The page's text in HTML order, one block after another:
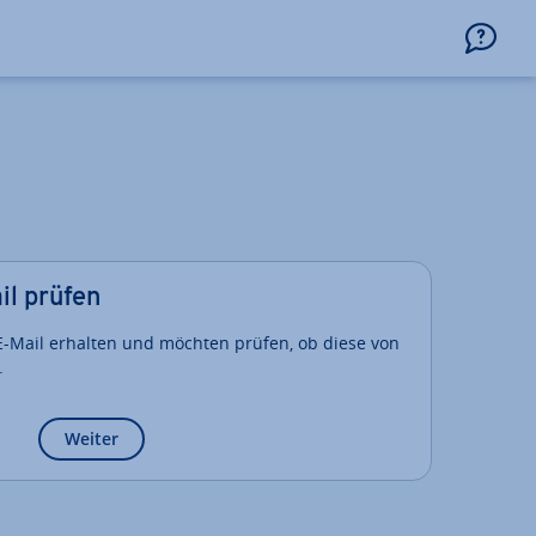
prüfen
Mail erhalten und möchten prüfen, ob diese von
Weiter